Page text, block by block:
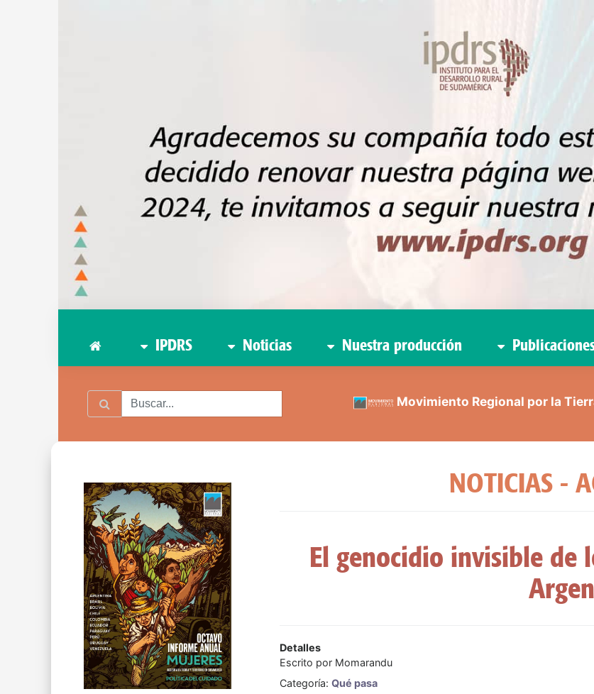
IPDRS Noticias Nuestra producción
Movimiento Regional por la
NOTICIAS -
El genocidio invisible de
Detalles
Escrito por Momarandu
Categoría: Qué pasa